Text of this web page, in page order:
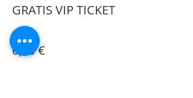
GRATIS VIP TICKET
Precio
0,00 €